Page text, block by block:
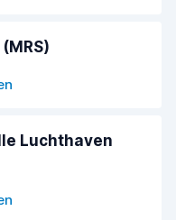
Luchthaven